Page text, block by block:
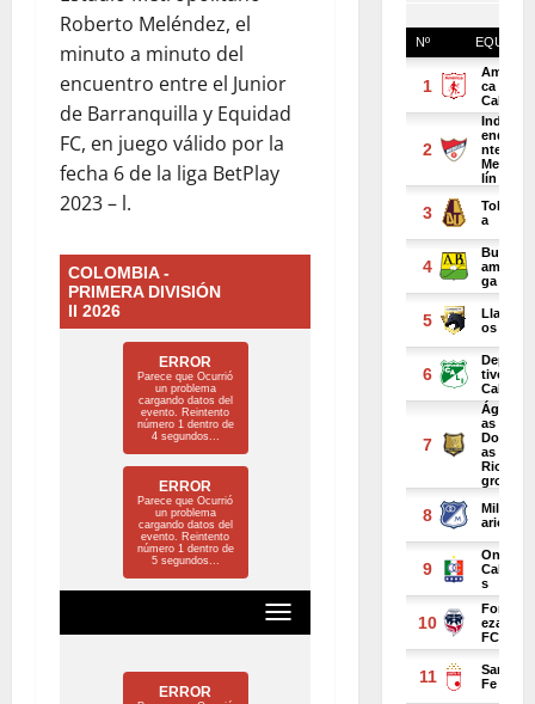
Roberto Meléndez, el
minuto a minuto del
encuentro entre el Junior
de Barranquilla y Equidad
FC, en juego válido por la
fecha 6 de la liga BetPlay
2023 – l.